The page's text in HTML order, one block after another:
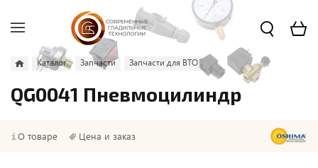
Каталог Запчасти Запчасти для ВТО
QG0041 Пневмоцилиндр
О товаре Цена и заказ